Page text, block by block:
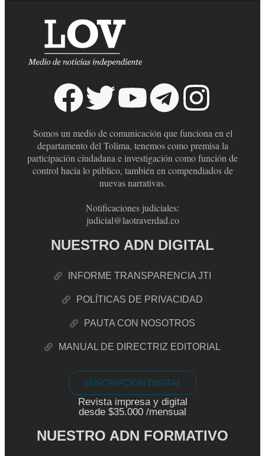
Somos un medio de comunicación que funciona en el
departamento del Tolima, tenemos como premisa la
participación ciudadana e investigación como función de
control hacia lo público, también en compendiados de
nuevas narrativas.
Notificaciones judiciales:
judicial@laotraverdad.co
NUESTRO ADN DIGITAL
INFORME TRANSPARENCIA JTI
POLÍTICAS DE PRIVACIDAD
PAUTA CON NOSOTROS
MANUAL DE DIRECTRIZ EDITORIAL
SUSCRIPCIÓN DIGITAL
Revista impresa y digital
desde $35.000 /mensual
NUESTRO ADN FORMATIVO